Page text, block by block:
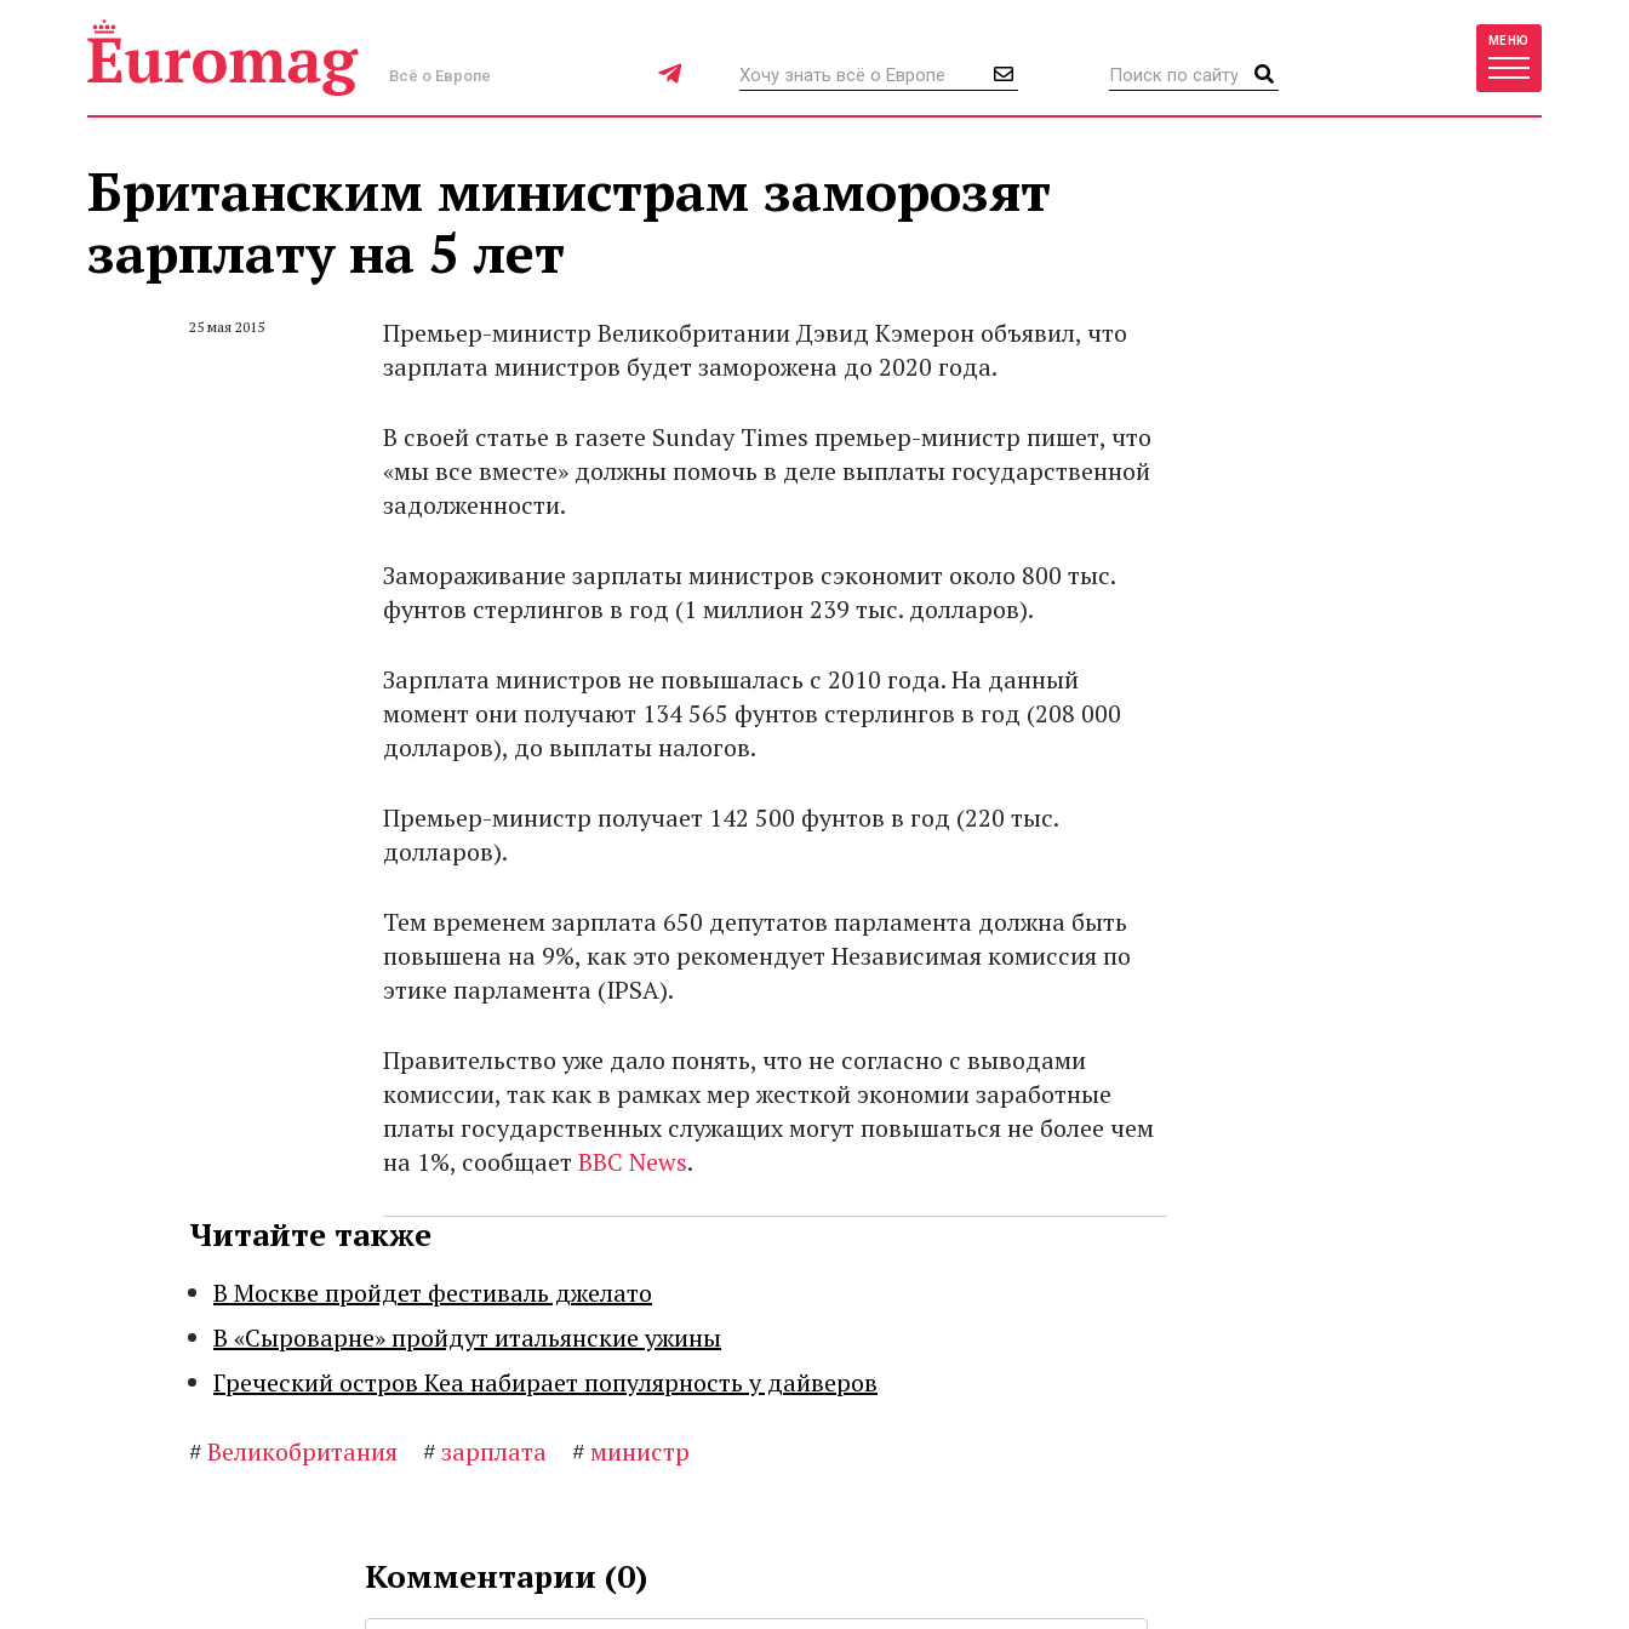
Всё о Европе
МЕНЮ
Британским министрам заморозят
зарплату на 5 лет
25 мая 2015
Премьер-министр Великобритании Дэвид Кэмерон объявил, что
зарплата министров будет заморожена до 2020 года.
В своей статье в газете Sunday Times премьер-министр пишет, что
«мы все вместе» должны помочь в деле выплаты государственной
задолженности.
Замораживание зарплаты министров сэкономит около 800 тыс.
фунтов стерлингов в год (1 миллион 239 тыс. долларов).
Зарплата министров не повышалась с 2010 года. На данный
момент они получают 134 565 фунтов стерлингов в год (208 000
долларов), до выплаты налогов.
Премьер-министр получает 142 500 фунтов в год (220 тыс.
долларов).
Тем временем зарплата 650 депутатов парламента должна быть
повышена на 9%, как это рекомендует Независимая комиссия по
этике парламента (IPSA).
Правительство уже дало понять, что не согласно с выводами
комиссии, так как в рамках мер жесткой экономии заработные
платы государственных служащих могут повышаться не более чем
на 1%, сообщает BBC News.
Читайте также
В Москве пройдет фестиваль джелато
В «Сыроварне» пройдут итальянские ужины
Греческий остров Кеа набирает популярность у дайверов
#Великобритания #зарплата #министр
Комментарии (0)